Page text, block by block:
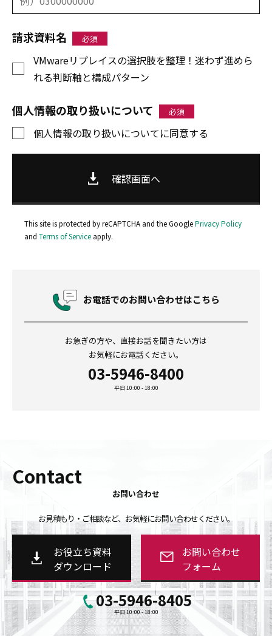
請求資料名
VMwareリプレイスの選択肢を整理！迷わず進めら
れる判断軸と構成パターン
個人情報の取り扱いについて
個人情報の取り扱いについてに同意する
This site is protected by reCAPTCHA and the GooglePrivacy Policy
and Terms of Service apply.
お電話でのお問い合わせはこちら
お急ぎの方や、直接お話を聞きたい方は
お気軽にお電話ください。
03-5946-8400
平日 10:00 - 18:00
Contact
お問い合わせ
お見積もり・ご相談など、お気軽にお問い合わせください。
お役立ち資料
ダウンロード
お問い合わせ
フォーム
03-5946-8405
平日 10:00 - 18:00